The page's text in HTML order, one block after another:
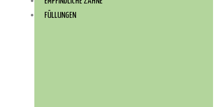
FÜLLUNGEN